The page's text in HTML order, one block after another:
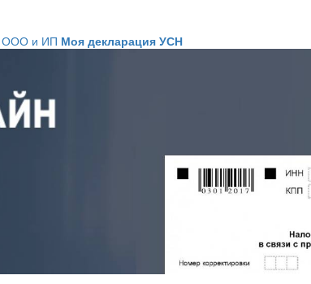
ООО и ИП Моя декларация УСН